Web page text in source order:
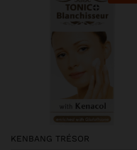
KENBANG TRÉSOR